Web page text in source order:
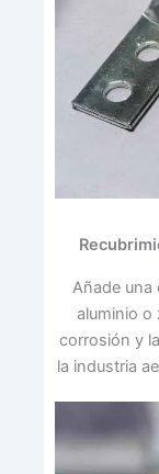
Añade una
aluminio o
corrosión y
la industria